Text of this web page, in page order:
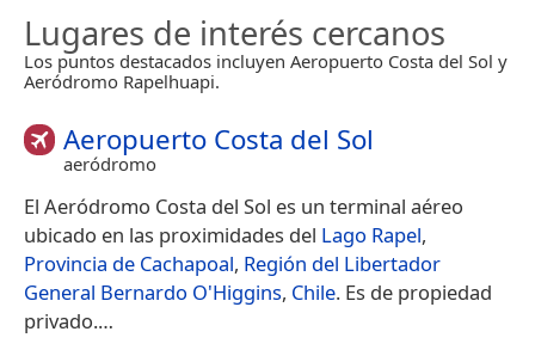
Lugares de interés cercanos
Los puntos destacados incluyen Aeropuerto Costa del Sol y
Aeródromo Rapelhuapi.
Aeropuerto Costa del Sol
aeródromo
El Aeródromo Costa del Sol es un terminal aéreo
ubicado en las proximidades del Lago Rapel,
Provincia de Cachapoal, Región del Libertador
General Bernardo O'Higgins, Chile. Es de propiedad
privado.​…